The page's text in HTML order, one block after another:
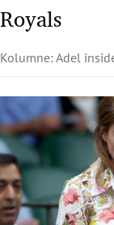
Royals
Kolumne: Adel